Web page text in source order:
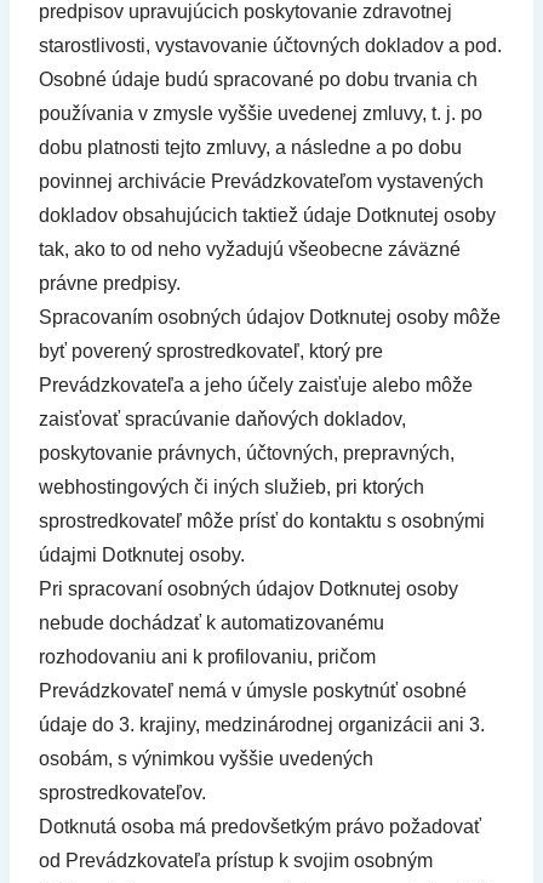
predpisov upravujúcich poskytovanie zdravotnej
starostlivosti, vystavovanie účtovných dokladov a pod.
Osobné údaje budú spracované po dobu trvania ch
používania v zmysle vyššie uvedenej zmluvy, t. j. po
dobu platnosti tejto zmluvy, a následne a po dobu
povinnej archivácie Prevádzkovateľom vystavených
dokladov obsahujúcich taktiež údaje Dotknutej osoby
tak, ako to od neho vyžadujú všeobecne záväzné
právne predpisy.
Spracovaním osobných údajov Dotknutej osoby môže
byť poverený sprostredkovateľ, ktorý pre
Prevádzkovateľa a jeho účely zaisťuje alebo môže
zaisťovať spracúvanie daňových dokladov,
poskytovanie právnych, účtovných, prepravných,
webhostingových či iných služieb, pri ktorých
sprostredkovateľ môže prísť do kontaktu s osobnými
údajmi Dotknutej osoby.
Pri spracovaní osobných údajov Dotknutej osoby
nebude dochádzať k automatizovanému
rozhodovaniu ani k profilovaniu, pričom
Prevádzkovateľ nemá v úmysle poskytnúť osobné
údaje do 3. krajiny, medzinárodnej organizácii ani 3.
osobám, s výnimkou vyššie uvedených
sprostredkovateľov.
Dotknutá osoba má predovšetkým právo požadovať
od Prevádzkovateľa prístup k svojim osobným